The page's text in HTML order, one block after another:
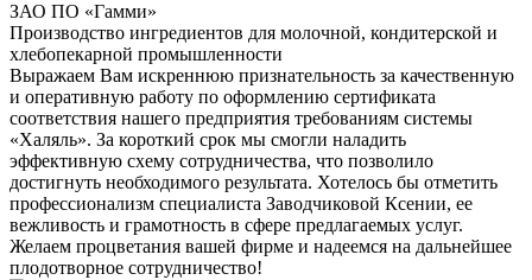
ЗАО ПО «Гамми»
Производство ингредиентов для молочной, кондитерской и
хлебопекарной промышленности
Выражаем Вам искреннюю признательность за качественную
и оперативную работу по оформлению сертификата
соответствия нашего предприятия требованиям системы
«Халяль». За короткий срок мы смогли наладить
эффективную схему сотрудничества, что позволило
достигнуть необходимого результата. Хотелось бы отметить
профессионализм специалиста Заводчиковой Ксении, ее
вежливость и грамотность в сфере предлагаемых услуг.
Желаем процветания вашей фирме и надеемся на дальнейшее
плодотворное сотрудничество!